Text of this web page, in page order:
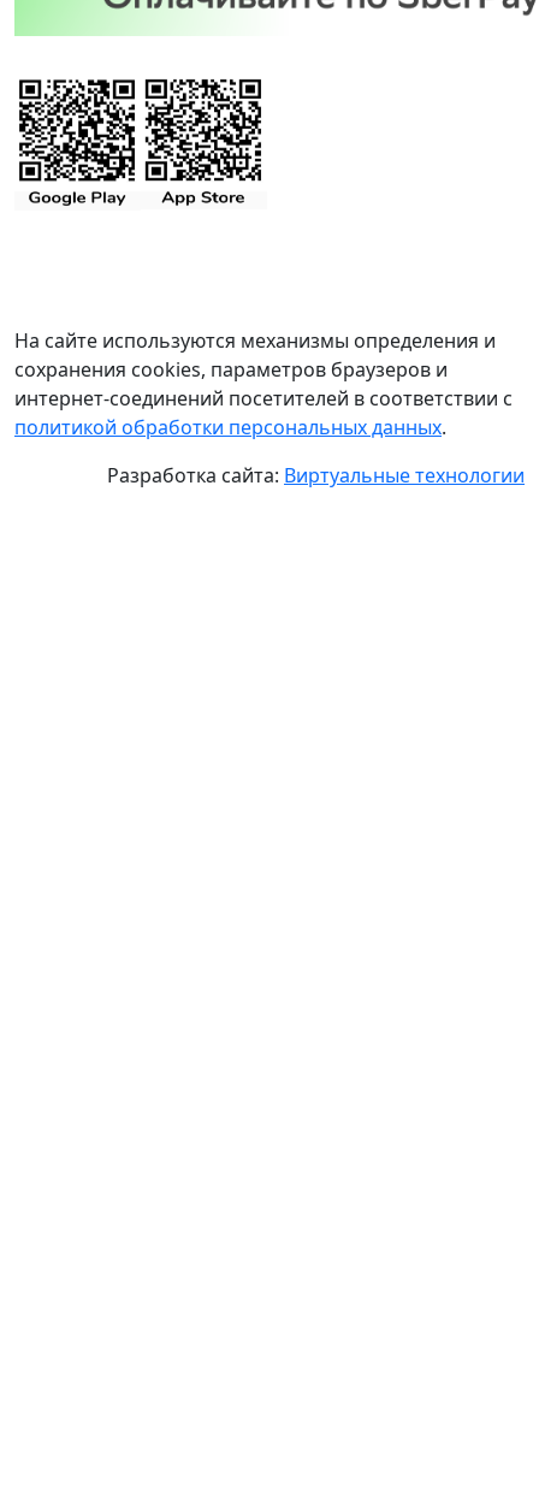
На сайте используются механизмы определения и
сохранения cookies, параметров браузеров и
интернет-соединений посетителей в соответствии с
политикой обработки персональных данных.
Разработка сайта: Виртуальные технологии